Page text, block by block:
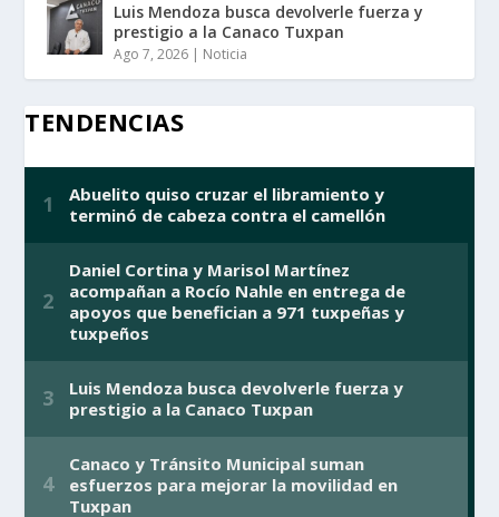
Luis Mendoza busca devolverle fuerza y
prestigio a la Canaco Tuxpan
Ago 7, 2026 | Noticia
TENDENCIAS